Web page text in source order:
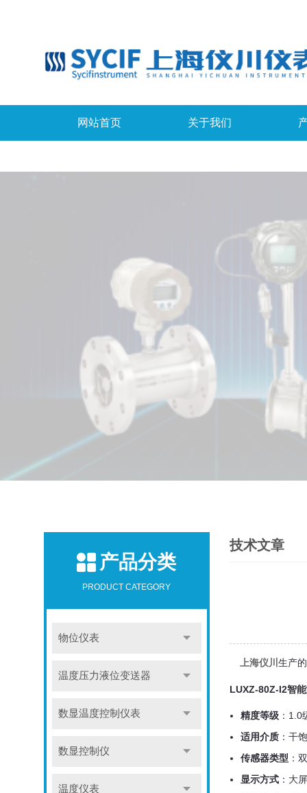
网站首页 关于我们
产品分类
PRODUCT CATEGORY
物位仪表
温度压力液位变送器
数显温度控制仪表
数显控制仪
温度仪表
技术文章
上海仪川 生产
LUXZ-80Z-I2智
精度等级：1.0
适用介质：干
传感器类型 ：
显示方式：大